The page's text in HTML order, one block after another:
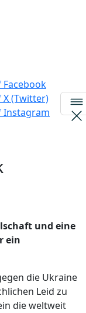
Facebook
X (Twitter)
Instagram
und eine
ein
die Ukraine
Leid zu
die weltweit